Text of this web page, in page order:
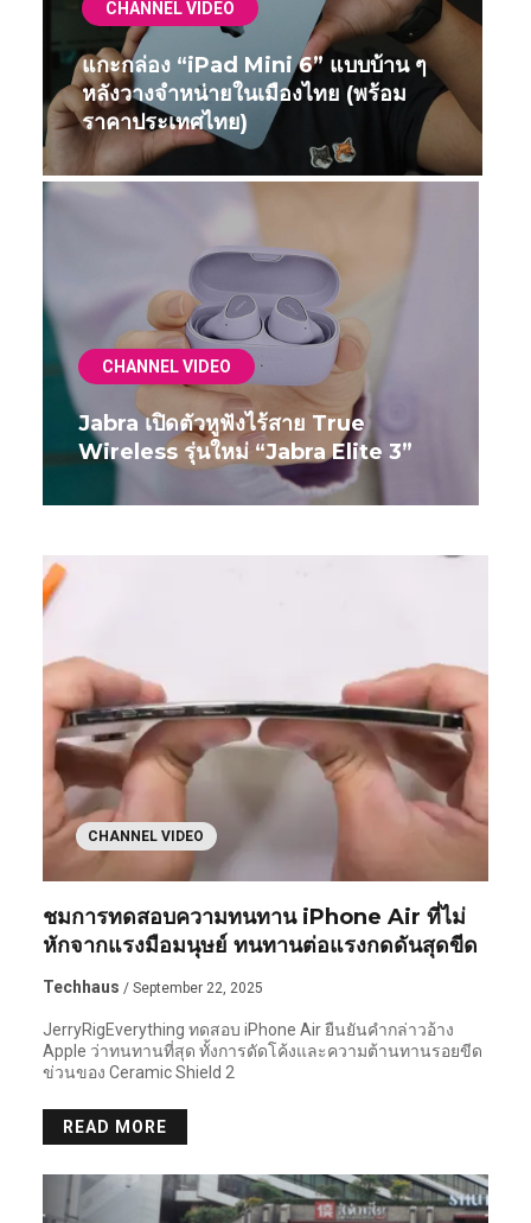
CHANNEL VIDEO
แกะกล่อง “iPad Mini 6” แบบบ้าน ๆ
หลังวางจำหน่ายในเมืองไทย (พร้อม
ราคาประเทศไทย)
CHANNEL VIDEO
Jabra เปิดตัวหูฟังไร้สาย True
Wireless รุ่นใหม่ “Jabra Elite 3”
CHANNEL VIDEO
ชมการทดสอบความทนทาน iPhone Air ที่ไม่
หักจากแรงมือมนุษย์ ทนทานต่อแรงกดดันสุดขีด
Techhaus / September 22, 2025
JerryRigEverything ทดสอบ iPhone Air ยืนยันคำกล่าวอ้าง
Apple ว่าทนทานที่สุด ทั้งการดัดโค้งและความต้านทานรอยขีด
ข่วนของ Ceramic Shield 2
READ MORE